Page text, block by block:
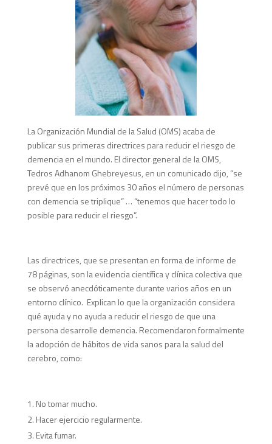
La Organización Mundial de la Salud (OMS) acaba de
publicar sus primeras directrices para reducir el riesgo de
demencia en el mundo. El director general de la OMS,
Tedros Adhanom Ghebreyesus, en un comunicado dijo, “se
prevé que en los próximos 30 años el número de personas
con demencia se triplique” … “tenemos que hacer todo lo
posible para reducir el riesgo”.
Las directrices, que se presentan en forma de informe de
78 páginas, son la evidencia científica y clínica colectiva que
se observó anecdóticamente durante varios años en un
entorno clínico. Explican lo que la organización considera
qué ayuda y no ayuda a reducir el riesgo de que una
persona desarrolle demencia. Recomendaron formalmente
la adopción de hábitos de vida sanos para la salud del
cerebro, como:
No tomar mucho.
Hacer ejercicio regularmente.
Evita fumar.